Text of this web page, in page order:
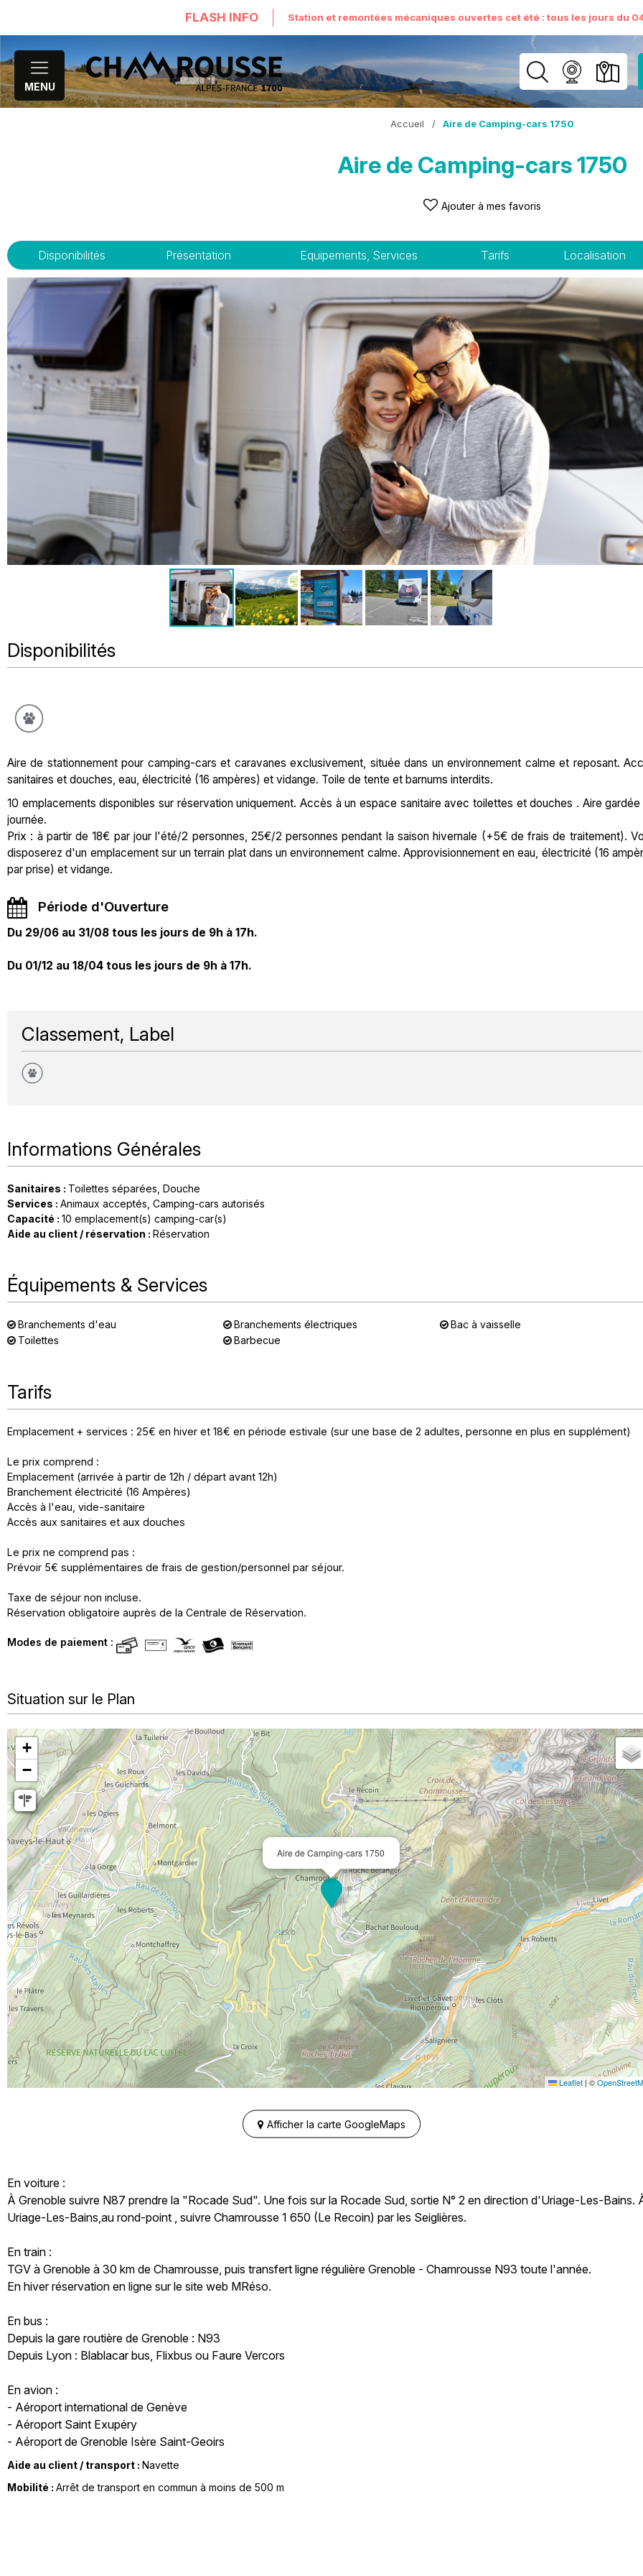
FLASH INFO Station et remontées mécaniques ouvertes cet été : tous les jours du
MENU
Accueil / Aire de Camping-cars 1750
Aire de Camping-cars 1750
Ajouter à mes favoris
Disponibilités Présentation Equipements, Services Tarifs Localisation
Disponibilités
Aire de stationnement pour camping-cars et caravanes exclusivement, située dans un environnement calme et reposant.
sanitaires et douches, eau, électricité (16 ampères) et vidange. Toile de tente et barnums interdits.
10 emplacements disponibles sur réservation uniquement. Accès à un espace sanitaire avec toilettes et douches . Aire gardée
journée.
Prix : à partir de 18€ par jour l'été/2 personnes, 25€/2 personnes pendant la saison hivernale (+5€ de frais de traitement).
disposerez d'un emplacement sur un terrain plat dans un environnement calme. Approvisionnement en eau, électricité (16
par prise) et vidange.
Période d'Ouverture
Du 29/06 au 31/08 tous les jours de 9h à 17h.
Du 01/12 au 18/04 tous les jours de 9h à 17h.
Classement, Label
Informations Générales
Sanitaires : Toilettes séparées Douche
Services : Animaux acceptés Camping-cars autorisés
Capacité : 10 emplacement(s) camping-car(s)
Aide au client / réservation : Réservation
Équipements & Services
Branchements d'eau Branchements électriques
Bac à vaisselle
Toilettes
Barbecue
Tarifs
Emplacement + services : 25€ en hiver et 18€ en période estivale (sur une base de 2 adultes, personne en plus en supplément)
Le prix comprend :
Emplacement (arrivée à partir de 12h / départ avant 12h)
Branchement électricité (16 Ampères)
Accès à l'eau, vide-sanitaire
Accès aux sanitaires et aux douches
Le prix ne comprend pas :
Prévoir 5€ supplémentaires de frais de gestion/personnel par séjour.
Taxe de séjour non incluse.
Réservation obligatoire auprès de la Centrale de Réservation.
Modes de paiement :
Situation sur le Plan
Aire de Camping-cars 1750
+
−
Leaflet|©
Afficher la carte GoogleMaps
En voiture :
À Grenoble suivre N87 prendre la "Rocade Sud". Une fois sur la Rocade Sud, sortie N° 2 en direction d'Uriage-Les-Bains.
Uriage-Les-Bains,au rond-point , suivre Chamrousse 1 650 (Le Recoin) par les Seiglières.
En train :
TGV à Grenoble à 30 km de Chamrousse, puis transfert ligne régulière Grenoble - Chamrousse N93 toute l'année.
En hiver réservation en ligne sur le site web MRéso.
En bus :
Depuis la gare routière de Grenoble : N93
Depuis Lyon : Blablacar bus, Flixbus ou Faure Vercors
En avion :
- Aéroport international de Genève
- Aéroport Saint Exupéry
- Aéroport de Grenoble Isère Saint-Geoirs
Aide au client / transport : Navette
Mobilité : Arrêt de transport en commun à moins de 500 m